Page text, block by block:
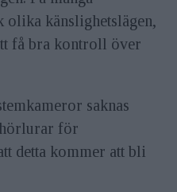
känslighetslägen,
få bra kontroll över
saknas
för
detta kommer att bli